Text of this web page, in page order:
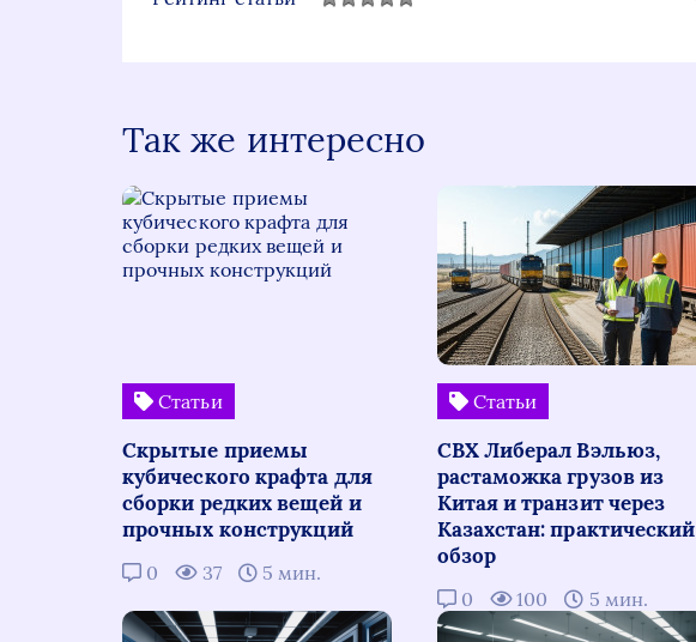
Так же интересно
Статьи
Скрытые приемы
кубического крафта для
сборки редких вещей и
прочных конструкций
0 37 5 мин.
Статьи
СВХ Либерал Вэльюз,
растаможка грузов из
Китая и транзит через
Казахстан: практический
обзор
0 100 5 мин.